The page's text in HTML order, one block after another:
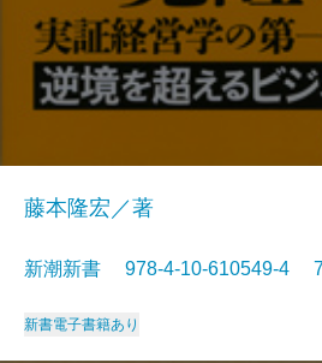
藤本隆宏／著
新潮新書 978-4-10-610549-4
新書電子書籍あり